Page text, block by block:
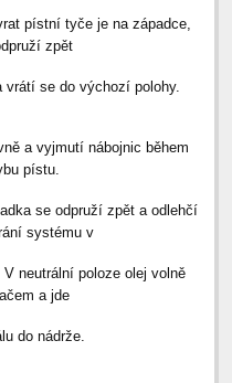
pístní tyče je na západce,
zpět
se do výchozí polohy.
a vyjmutí nábojnic během
pístu.
se odpruží zpět a odlehčí
systému v
neutrální poloze olej volně
a jde
do nádrže.